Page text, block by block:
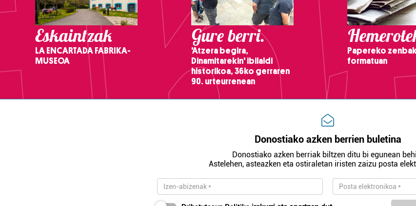
Eskaintzak
LA ENCARTADA FABRIKA-
MUSEOA
Gure berri.
'Atzera begira,
Dinamitarekin' ibilaldi
historikoa, 36ko gerraren
90. urteurrenean
Papereko
formatuan
Donostiako azken berrien buletina
Donostiako azken berriak biltzen ditu bi egunean
Astelehen, asteazken eta ostiraletan iristen zaizu posta